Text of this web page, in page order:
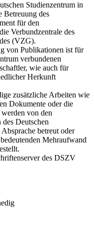
Studienzentrum in
Betreuung des
für den
Verbundzentrale des
(VZG).
von Publikationen ist für
verbundenen
wie auch für
Herkunft
zusätzliche Arbeiten wie
Dokumente oder die
von den
Deutschen
betreut oder
Mehraufwand
des DSZV